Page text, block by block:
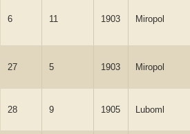
6 11 1903 Miropol
27 5 1903 Miropol
28 9 1905 Luboml